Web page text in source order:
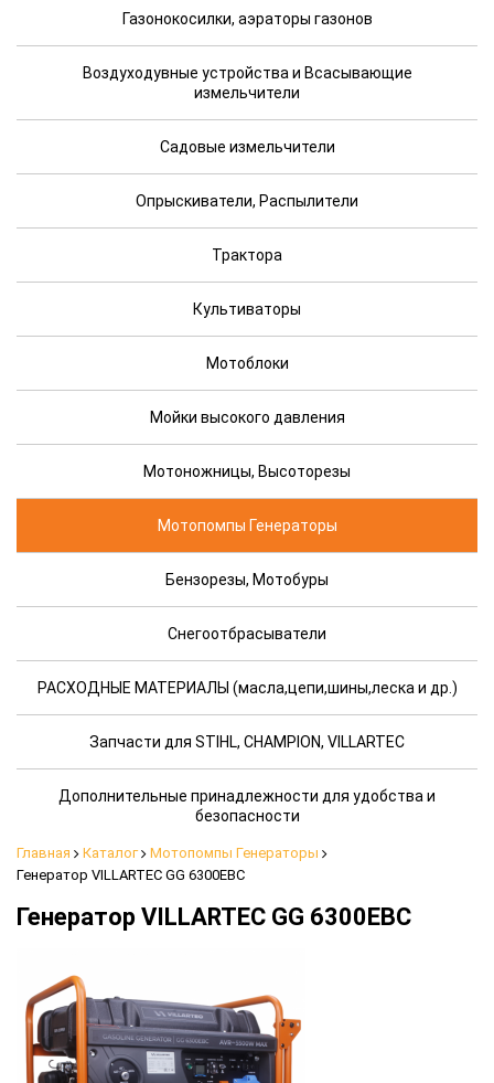
Газонокосилки, аэраторы газонов
Воздуходувные устройства и Всасывающие
измельчители
Садовые измельчители
Опрыскиватели, Распылители
Трактора
Культиваторы
Мотоблоки
Мойки высокого давления
Мотоножницы, Высоторезы
Мотопомпы Генераторы
Бензорезы, Мотобуры
Снегоотбрасыватели
РАСХОДНЫЕ МАТЕРИАЛЫ (масла,цепи,шины,леска и др.)
Запчасти для STIHL, CHAMPION, VILLARTEC
Дополнительные принадлежности для удобства и
безопасности
Главная Каталог
Мотопомпы Генераторы
Генератор VILLARTEC GG 6300ЕВС
Генератор VILLARTEC GG 6300ЕВС